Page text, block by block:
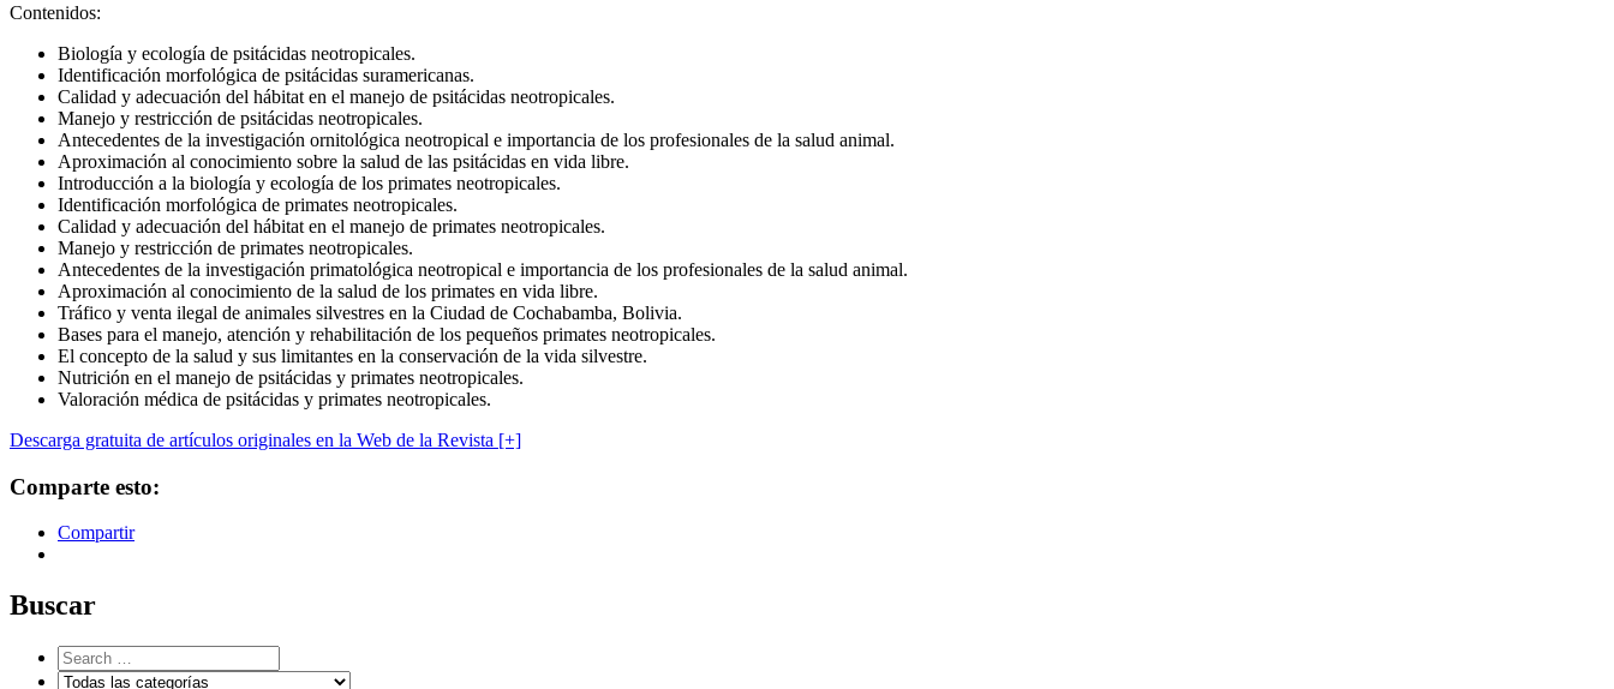
Contenidos:
Biología y ecología de psitácidas neotropicales.
Identificación morfológica de psitácidas suramericanas.
Calidad y adecuación del hábitat en el manejo de psitácidas neotropicales.
Manejo y restricción de psitácidas neotropicales.
Antecedentes de la investigación ornitológica neotropical e importancia de los profesionales de la salud animal.
Aproximación al conocimiento sobre la salud de las psitácidas en vida libre.
Introducción a la biología y ecología de los primates neotropicales.
Identificación morfológica de primates neotropicales.
Calidad y adecuación del hábitat en el manejo de primates neotropicales.
Manejo y restricción de primates neotropicales.
Antecedentes de la investigación primatológica neotropical e importancia de los profesionales de la salud animal.
Aproximación al conocimiento de la salud de los primates en vida libre.
Tráfico y venta ilegal de animales silvestres en la Ciudad de Cochabamba, Bolivia.
Bases para el manejo, atención y rehabilitación de los pequeños primates neotropicales.
El concepto de la salud y sus limitantes en la conservación de la vida silvestre.
Nutrición en el manejo de psitácidas y primates neotropicales.
Valoración médica de psitácidas y primates neotropicales.
Descarga gratuita de artículos originales en la Web de la Revista [+]
Comparte esto:
Compartir
Buscar